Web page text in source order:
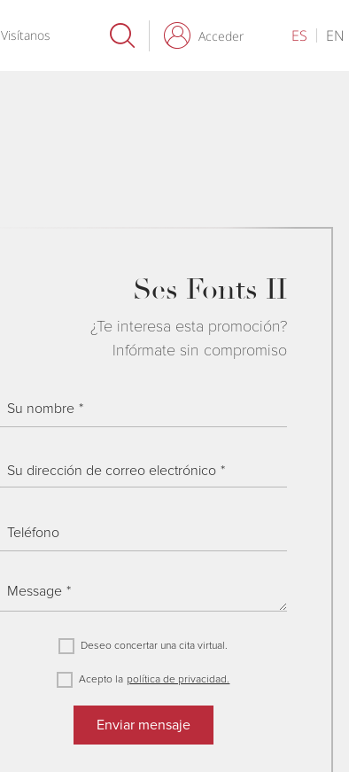
Visítanos ES EN
Acceder
Ses Fonts II
¿Te interesa esta promoción?
Infórmate sin compromiso
Su nombre
Su dirección de correo electrónico
Teléfono
Message
Deseo concertar una cita virtual.
Acepto la política de privacidad.